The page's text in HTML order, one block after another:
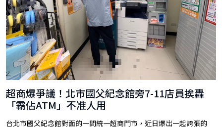
超商爆爭議！北市國父紀念館旁7-11店員挨轟
「霸佔ATM」不准人用
台北市國父紀念館對面的一間統一超商門市，近日爆出一起誇張的